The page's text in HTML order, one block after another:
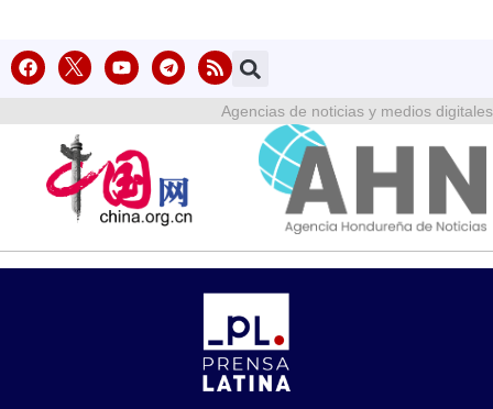
Agencias de noticias y medios digitales